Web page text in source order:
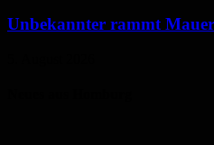
Unbekannter rammt